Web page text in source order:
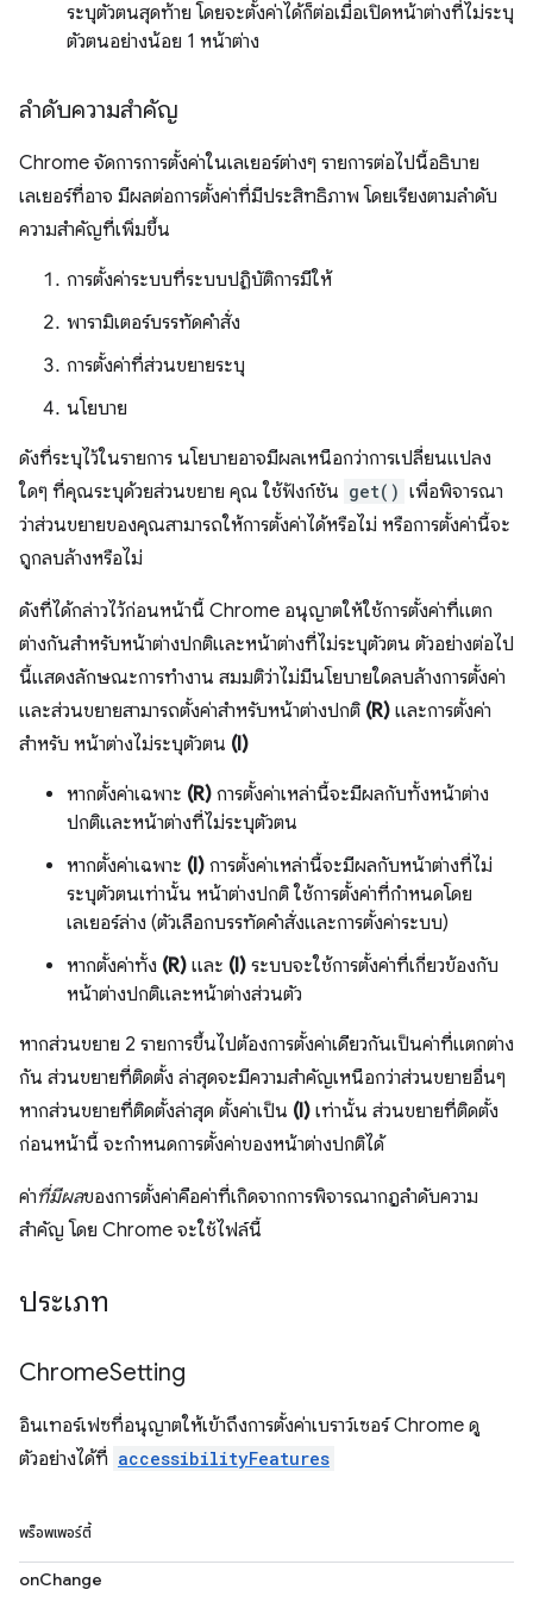
ระบุตัวตนสุดท้าย โดยจะตั้งค่าได้ก็ต่อเมื่อเปิดหน้าต่างที่ไม่ระบุ
ตัวตนอย่างน้อย 1 หน้าต่าง
ลำดับความสำคัญ
Chrome จัดการการตั้งค่าในเลเยอร์ต่างๆ รายการต่อไปนี้อธิบาย
เลเยอร์ที่อาจ มีผลต่อการตั้งค่าที่มีประสิทธิภาพ โดยเรียงตามลำดับ
ความสำคัญที่เพิ่มขึ้น
การตั้งค่าระบบที่ระบบปฏิบัติการมีให้
พารามิเตอร์บรรทัดคำสั่ง
การตั้งค่าที่ส่วนขยายระบุ
นโยบาย
ดังที่ระบุไว้ในรายการ นโยบายอาจมีผลเหนือกว่าการเปลี่ยนแปลง
ใดๆ ที่คุณระบุด้วยส่วนขยาย คุณ ใช้ฟังก์ชัน get() เพื่อพิจารณา
ว่าส่วนขยายของคุณสามารถให้การตั้งค่าได้หรือไม่ หรือการตั้งค่านี้จะ
ถูกลบล้างหรือไม่
ดังที่ได้กล่าวไว้ก่อนหน้านี้ Chrome อนุญาตให้ใช้การตั้งค่าที่แตก
ต่างกันสำหรับหน้าต่างปกติและหน้าต่างที่ไม่ระบุตัวตน ตัวอย่างต่อไป
นี้แสดงลักษณะการทำงาน สมมติว่าไม่มีนโยบายใดลบล้างการตั้งค่า
และส่วนขยายสามารถตั้งค่าสำหรับหน้าต่างปกติ (R) และการตั้งค่า
สำหรับ หน้าต่างไม่ระบุตัวตน (I)
หากตั้งค่าเฉพาะ (R) การตั้งค่าเหล่านี้จะมีผลกับทั้งหน้าต่าง
ปกติและหน้าต่างที่ไม่ระบุตัวตน
หากตั้งค่าเฉพาะ (I) การตั้งค่าเหล่านี้จะมีผลกับหน้าต่างที่ไม่
ระบุตัวตนเท่านั้น หน้าต่างปกติ ใช้การตั้งค่าที่กำหนดโดย
เลเยอร์ล่าง (ตัวเลือกบรรทัดคำสั่งและการตั้งค่าระบบ)
หากตั้งค่าทั้ง (R) และ (I) ระบบจะใช้การตั้งค่าที่เกี่ยวข้องกับ
หน้าต่างปกติและหน้าต่างส่วนตัว
หากส่วนขยาย 2 รายการขึ้นไปต้องการตั้งค่าเดียวกันเป็นค่าที่แตกต่าง
กัน ส่วนขยายที่ติดตั้ง ล่าสุดจะมีความสำคัญเหนือกว่าส่วนขยายอื่นๆ
หากส่วนขยายที่ติดตั้งล่าสุด ตั้งค่าเป็น (I) เท่านั้น ส่วนขยายที่ติดตั้ง
ก่อนหน้านี้ จะกำหนดการตั้งค่าของหน้าต่างปกติได้
ค่าที่มีผลของการตั้งค่าคือค่าที่เกิดจากการพิจารณากฎลำดับความ
สำคัญ โดย Chrome จะใช้ไฟล์นี้
ประเภท
ChromeSetting
อินเทอร์เฟซที่อนุญาตให้เข้าถึงการตั้งค่าเบราว์เซอร์ Chrome ดู
ตัวอย่างได้ที่ accessibilityFeatures
พร็อพเพอร์ตี้
onChange